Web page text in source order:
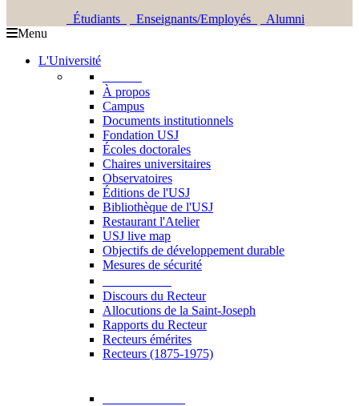
Étudiants Enseignants/Employés
Alumni
Menu
L'Université
À propos
Campus
Documents institutionnels
Fondation USJ
Écoles doctorales
Chaires universitaires
Observatoires
Éditions de l'USJ
Bibliothèque de l'USJ
Restaurant l'Atelier
USJ live map
Objectifs de développement durable
Mesures de sécurité
Discours du Recteur
Allocutions de la Saint-Joseph
Rapports du Recteur
Recteurs émérites
Recteurs (1875-1975)